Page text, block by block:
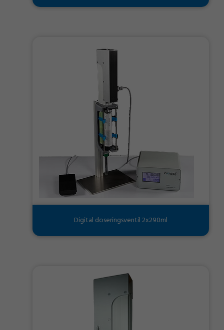
Digital doseringsventil 2x290ml